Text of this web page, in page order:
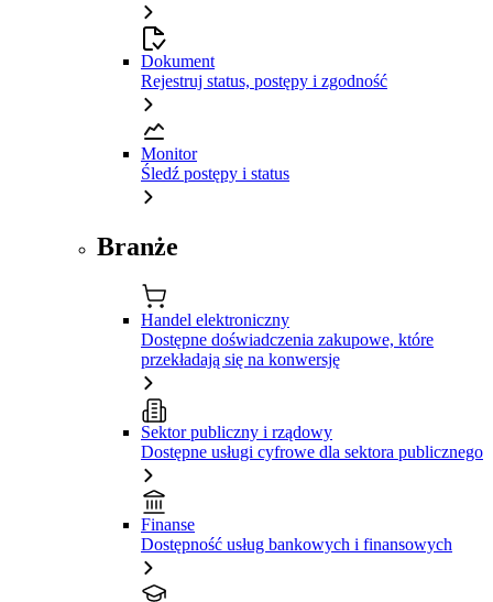
Dokument
Rejestruj status, postępy i zgodność
Monitor
Śledź postępy i status
Branże
Handel elektroniczny
Dostępne doświadczenia zakupowe, które
przekładają się na konwersję
Sektor publiczny i rządowy
Dostępne usługi cyfrowe dla sektora publicznego
Finanse
Dostępność usług bankowych i finansowych